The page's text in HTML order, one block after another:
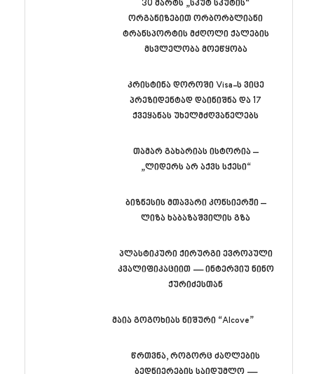
30 მარტს „სკუტ სკუტის“
ორგანიზებით ორბორბლიანი
ტრანსპორტის მძღოლი ქალების
მსვლელობა მოეწყობა
კრისტინა დოროში Visa-ს ვიცე
პრეზიდენტად დაინიშნა და 17
ქვეყანას უხელმძღვანელებს
თამარ გახარიას ისტორია –
„ლიდერს არ აქვს სქესი“
ბიზნესის მთავარი კონსიერჟი –
ლიზა ხაბაზაშვილის გზა
პლასტიკური ქირურგი ევროპული
კვალიფიკაციით — ინტერვიუ ნინო
ქურიძესთან
მაია გოგოხიას ნიშური “Alcove”
წრთვნა, როგორც ძაღლების
ბედნიერების საიდუმლო —